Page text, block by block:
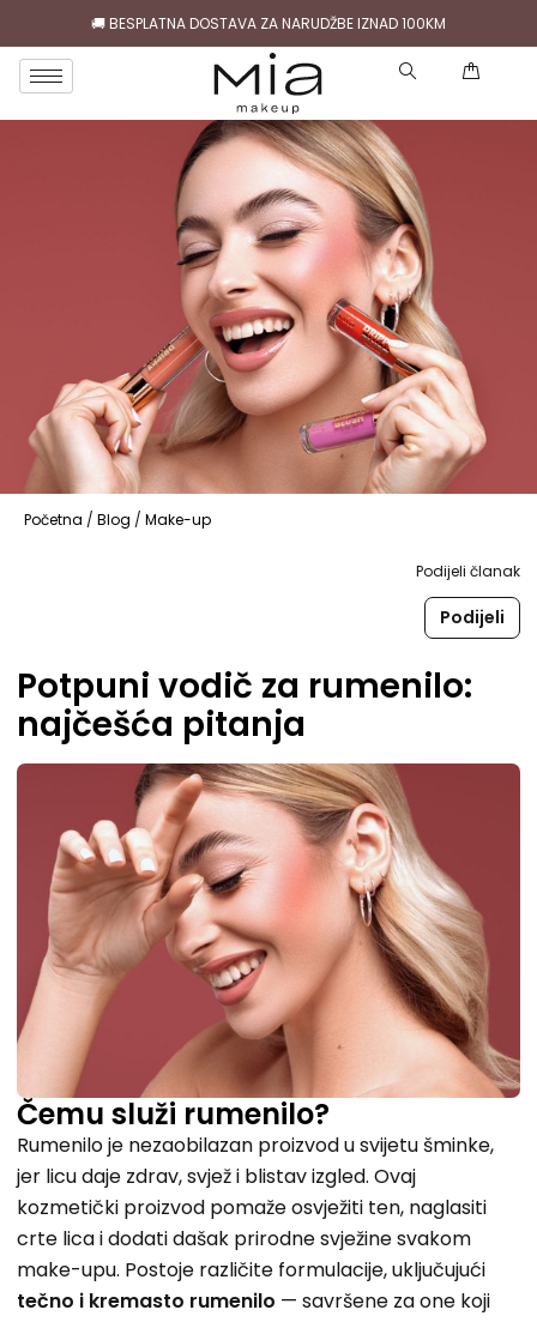
🚚 BESPLATNA DOSTAVA ZA NARUDŽBE IZNAD 100KM
Početna / Blog / Make-up
Potpuni vodič za rumenilo:
najčešća pitanja
Podijeli članak
Podijeli
Čemu služi rumenilo?
Rumenilo je nezaobilazan proizvod u svijetu šminke,
jer licu daje zdrav, svjež i blistav izgled. Ovaj
kozmetički proizvod pomaže osvježiti ten, naglasiti
crte lica i dodati dašak prirodne svježine svakom
make-upu. Postoje različite formulacije, uključujući
tečno i kremasto rumenilo — savršene za one koji